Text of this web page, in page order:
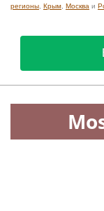
регионы Крым Москва и